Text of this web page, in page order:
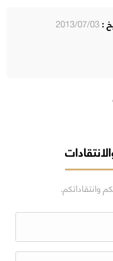
:
2013/07/03
وانتقاداتكم.